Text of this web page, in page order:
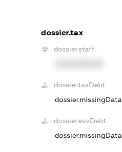
dossier.tax
dossier.staff
dossier.taxDebt
dossier.missingData
dossier.esvDebt
dossier.missingData